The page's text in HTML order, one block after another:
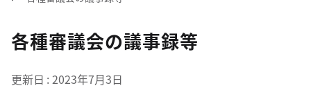
各種審議会の議事録等
更新日 2023年7月3日